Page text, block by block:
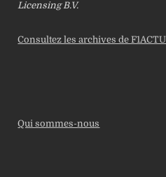
Licensing B.V.
Consultez les archives de
Qui sommes-nous